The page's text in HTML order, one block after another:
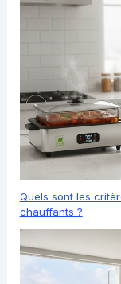
Quels sont les
chauffants ?